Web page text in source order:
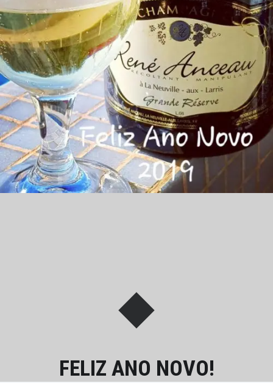
FELIZ ANO NOVO!